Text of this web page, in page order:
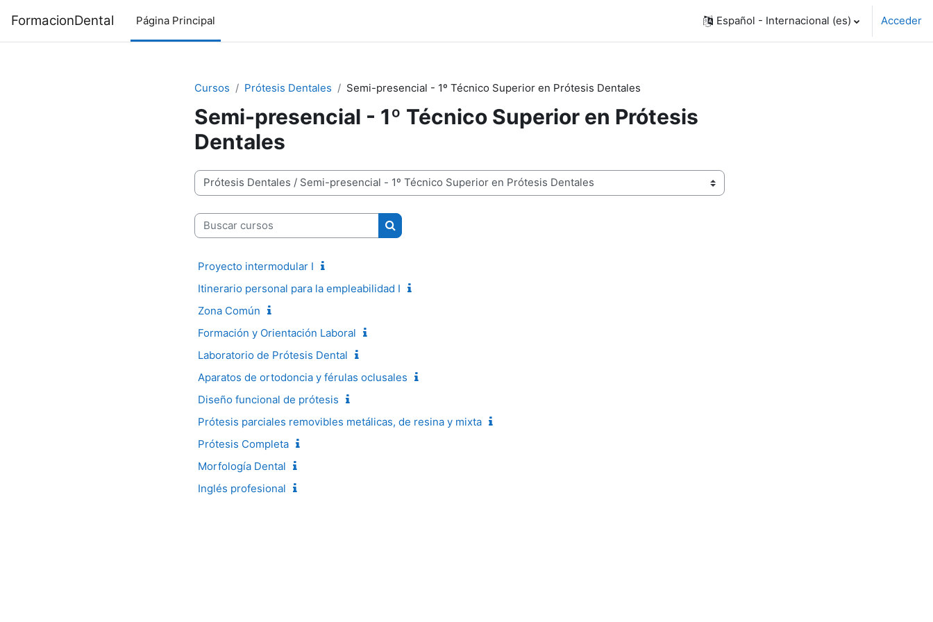
FormacionDental Página Principal Español - Internacional ‎(es)‎ Acceder
Cursos Prótesis Dentales Semi-presencial - 1º Técnico Superior en Prótesis Dentales
Semi-presencial - 1º Técnico Superior en Prótesis
Dentales
Categorías
Buscar cursos
Buscar cursos
Proyecto intermodular I
Itinerario personal para la empleabilidad I
Zona Común
Formación y Orientación Laboral
Laboratorio de Prótesis Dental
Aparatos de ortodoncia y férulas oclusales
Diseño funcional de prótesis
Prótesis parciales removibles metálicas, de resina y mixta
Prótesis Completa
Morfología Dental
Inglés profesional